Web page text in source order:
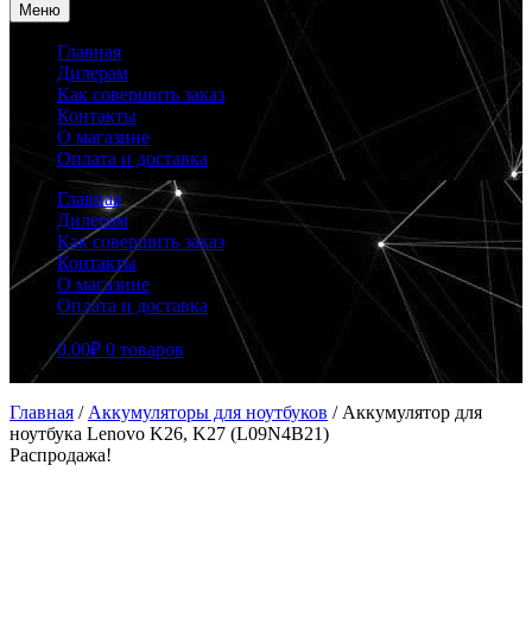
Меню
Главная
Дилерам
Как совершить заказ
Контакты
О магазине
Оплата и доставка
Главная
Дилерам
Как совершить заказ
Контакты
О магазине
Оплата и доставка
0.00₽ 0 товаров
Главная / Аккумуляторы для ноутбуков / Аккумулятор для
ноутбука Lenovo K26, K27 (L09N4B21)
Распродажа!